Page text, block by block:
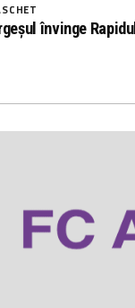
învinge Rapidul